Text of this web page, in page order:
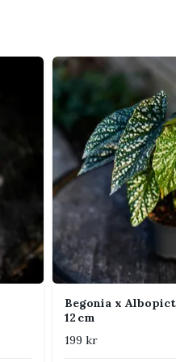
Begonia x
12 cm
199 kr